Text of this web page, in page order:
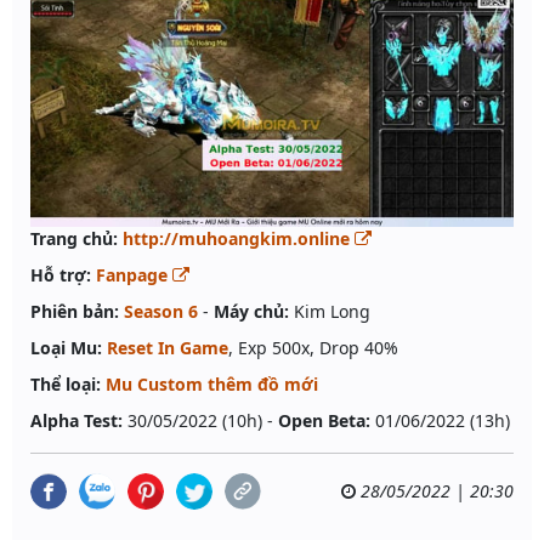
Trang chủ: http://muhoangkim.online
Hỗ trợ: Fanpage
Phiên bản: Season 6 - Máy chủ: Kim Long
Loại Mu: Reset In Game, Exp 500x, Drop 40%
Thể loại: Mu Custom thêm đồ mới
Alpha Test: 30/05/2022 (10h) - Open Beta: 01/06/2022 (13h)
28/05/2022 | 20:30